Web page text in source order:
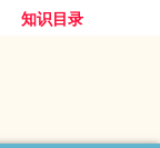
知识目录